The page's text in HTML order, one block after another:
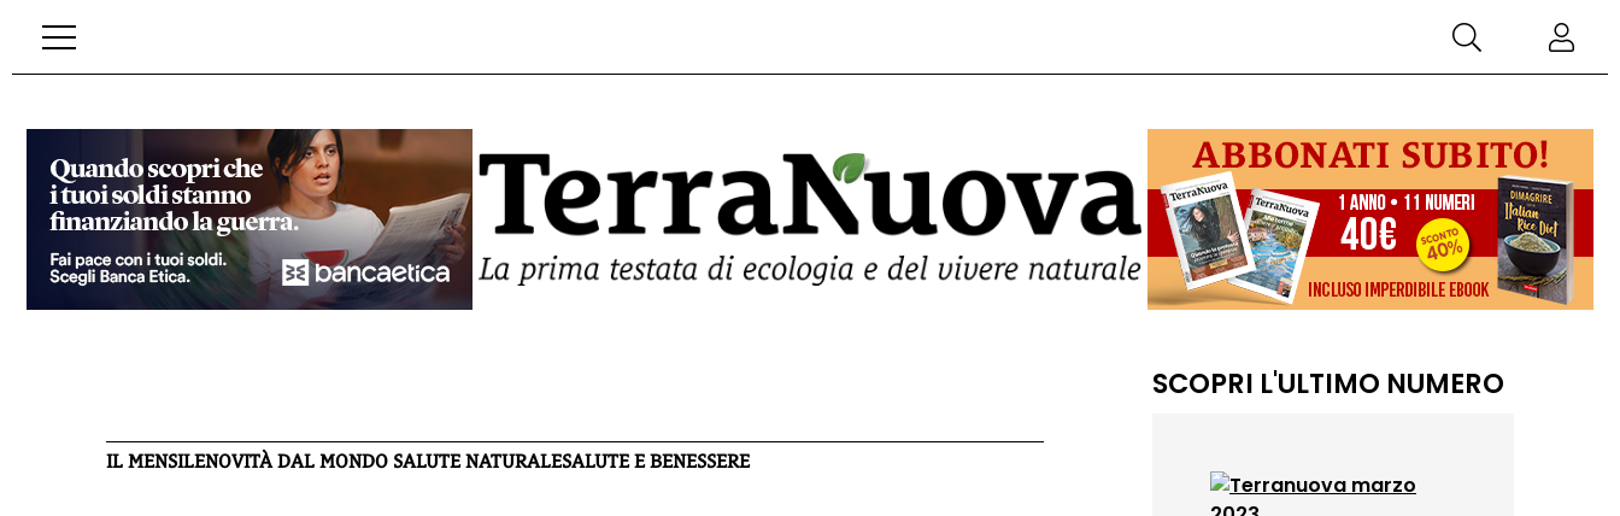
IL MENSILENOVITÀ DAL MONDO SALUTE NATURALESALUTE E BENESSERE
SCOPRI L'ULTIMO NUMERO